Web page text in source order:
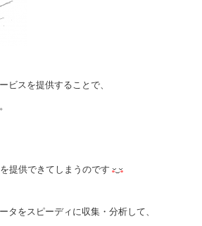
ビスを提供することで、
提供できてしまうのです
タをスピーディに収集・分析して、